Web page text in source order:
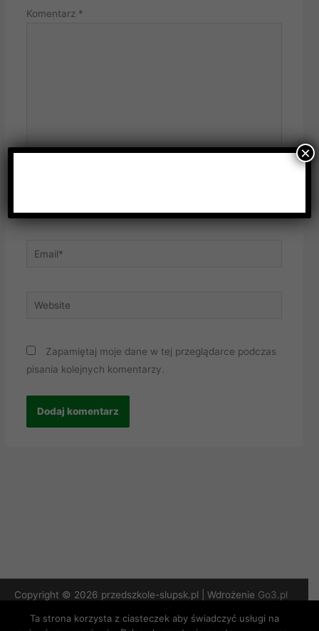
Komentarz *
Email*
Website
Zapamiętaj moje dane w tej przeglądarce podczas
pisania kolejnych komentarzy.
Copyright © 2026 przedszkole-slupsk.pl | Wdrożenie Go3.pl
Polityka Prywatności
×
Ta strona korzysta z ciasteczek aby świadczyć usługi na